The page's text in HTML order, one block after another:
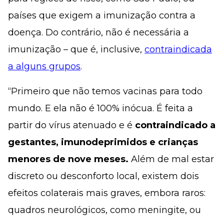
países que exigem a imunização contra a
doença. Do contrário, não é necessária a
imunização – que é, inclusive, contraindicada
a alguns grupos.
“Primeiro que não temos vacinas para todo
mundo. E ela não é 100% inócua. É feita a
partir do vírus atenuado e é contraindicado a
gestantes, imunodeprimidos e crianças
menores de nove meses. Além de mal estar
discreto ou desconforto local, existem dois
efeitos colaterais mais graves, embora raros:
quadros neurológicos, como meningite, ou